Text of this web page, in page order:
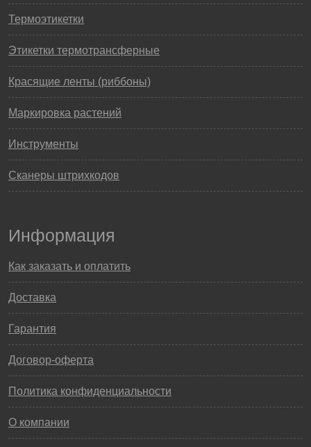
Термоэтикетки
Этикетки термотрансферные
Красящие ленты (риббоны)
Маркировка растений
Инструменты
Сканеры штрихкодов
Информация
Как заказать и оплатить
Доставка
Гарантия
Договор-оферта
Политика конфиденциальности
О компании